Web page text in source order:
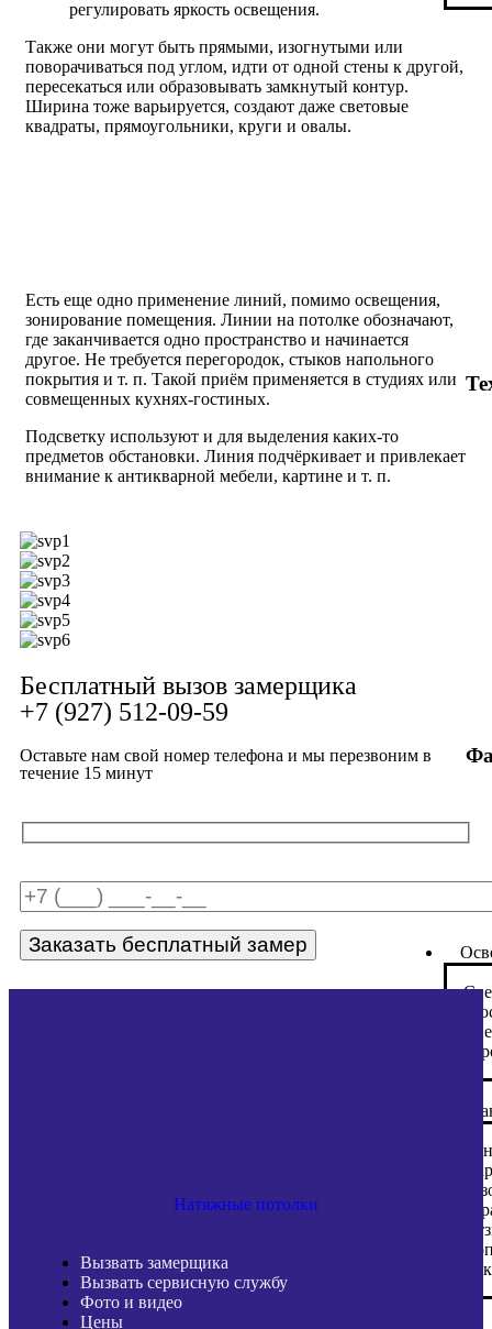
регулировать яркость освещения.
Также они могут быть прямыми, изогнутыми или
поворачиваться под углом, идти от одной стены к другой,
пересекаться или образовывать замкнутый контур.
Ширина тоже варьируется, создают даже световые
квадраты, прямоугольники, круги и овалы.
Есть еще одно применение линий, помимо освещения,
зонирование помещения. Линии на потолке обозначают,
где заканчивается одно пространство и начинается
другое. Не требуется перегородок, стыков напольного
покрытия и т. п. Такой приём применяется в студиях или
совмещенных кухнях-гостиных.
Подсветку используют и для выделения каких-то
предметов обстановки. Линия подчёркивает и привлекает
внимание к антикварной мебели, картине и т. п.
Бесплатный вызов замерщика
+7 (927) 512-09-59
Оставьте нам свой номер телефона и мы перезвоним в
течение 15 минут
Натяжные потолки
Вызвать замерщика
Вызвать сервисную службу
Фото и видео
Цены